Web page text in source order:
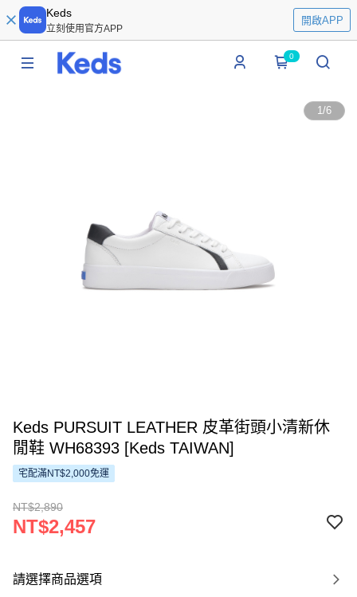
Keds
立刻使用官方APP
開啟APP
0
1/6
Keds PURSUIT LEATHER 皮革街頭小清新休
閒鞋 WH68393 [Keds TAIWAN]
宅配滿NT$2,000免運
NT$2,890
NT$2,457
請選擇商品選項